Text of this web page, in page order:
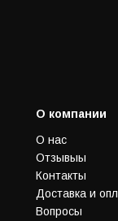
О компании
О нас
Отзывыы
Контакты
Доставка и
Вопросы